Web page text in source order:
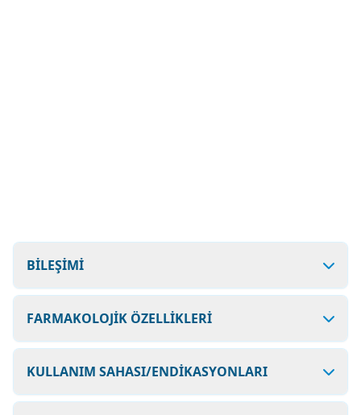
BİLEŞİMİ
FARMAKOLOJİK ÖZELLİKLERİ
KULLANIM SAHASI/ENDİKASYONLARI